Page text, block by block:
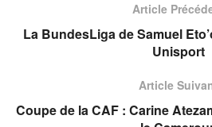
Article
La BundesLiga de Samuel
Unisport
Article
Coupe de la CAF : Carine